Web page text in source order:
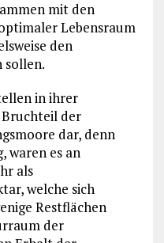
mit den
Lebensraum
den
sollen.
in ihrer
der
dar, denn
waren es an
als
welche sich
Restflächen
der